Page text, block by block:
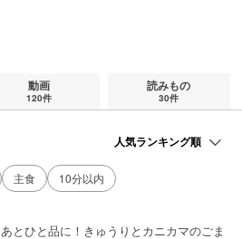
動画
120件
読みもの
30件
主食 10分以内
あとひと品に！きゅうりとカニカマのごま